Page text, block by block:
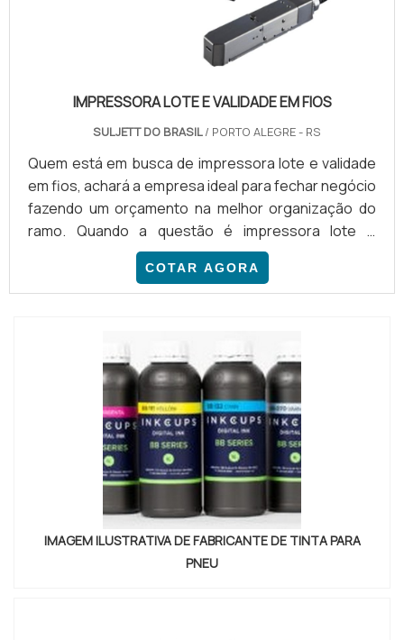
IMPRESSORA LOTE E VALIDADE EM FIOS
SULJETT DO BRASIL/ PORTO ALEGRE - RS
Quem está em busca de impressora lote e validade
em fios, achará a empresa ideal para fechar negócio
fazendo um orçamento na melhor organização do
ramo. Quando a questão é impressora lote e
validade em fios, com a equipe da Suljett do Brasil
conseguirá eficiência com assessoria técnica
especializada.DETALHES SOBRE A IMPRESSORA
em uma área de atua...
COTAR AGORA
IMAGEM ILUSTRATIVA DE FABRICANTE DE TINTA PARA
PNEU